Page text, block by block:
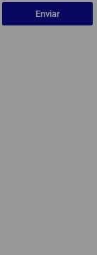
Enviar